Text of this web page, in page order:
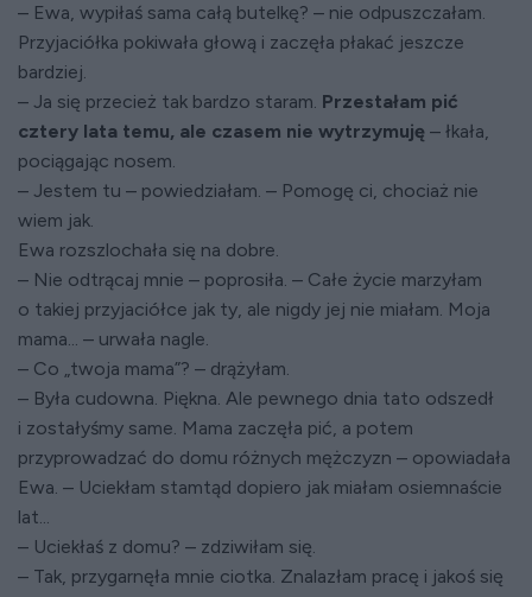
– Ewa, wypiłaś sama całą butelkę? – nie odpuszczałam.
Przyjaciółka pokiwała głową i zaczęła płakać jeszcze
bardziej.
– Ja się przecież tak bardzo staram. Przestałam pić
cztery lata temu, ale czasem nie wytrzymuję – łkała,
pociągając nosem.
– Jestem tu – powiedziałam. – Pomogę ci, chociaż nie
wiem jak.
Ewa rozszlochała się na dobre.
– Nie odtrącaj mnie – poprosiła. – Całe życie marzyłam
o takiej przyjaciółce jak ty, ale nigdy jej nie miałam. Moja
mama... – urwała nagle.
– Co „twoja mama”? – drążyłam.
– Była cudowna. Piękna. Ale pewnego dnia tato odszedł
i zostałyśmy same. Mama zaczęła pić, a potem
przyprowadzać do domu różnych mężczyzn – opowiadała
Ewa. – Uciekłam stamtąd dopiero jak miałam osiemnaście
lat...
– Uciekłaś z domu? – zdziwiłam się.
– Tak, przygarnęła mnie ciotka. Znalazłam pracę i jakoś się